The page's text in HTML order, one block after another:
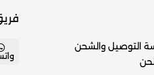
التوصيل والشحن